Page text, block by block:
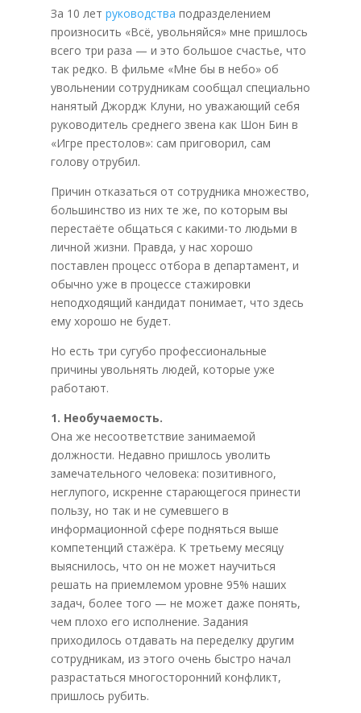
За 10 лет руководства подразделением
произносить «Всё, увольняйся» мне пришлось
всего три раза — и это большое счастье, что
так редко. В фильме «Мне бы в небо» об
увольнении сотрудникам сообщал специально
нанятый Джордж Клуни, но уважающий себя
руководитель среднего звена как Шон Бин в
«Игре престолов»: сам приговорил, сам
голову отрубил.
Причин отказаться от сотрудника множество,
большинство из них те же, по которым вы
перестаёте общаться с какими-то людьми в
личной жизни. Правда, у нас хорошо
поставлен процесс отбора в департамент, и
обычно уже в процессе стажировки
неподходящий кандидат понимает, что здесь
ему хорошо не будет.
Но есть три сугубо профессиональные
причины увольнять людей, которые уже
работают.
1. Необучаемость.
Она же несоответствие занимаемой
должности. Недавно пришлось уволить
замечательного человека: позитивного,
неглупого, искренне старающегося принести
пользу, но так и не сумевшего в
информационной сфере подняться выше
компетенций стажёра. К третьему месяцу
выяснилось, что он не может научиться
решать на приемлемом уровне 95% наших
задач, более того — не может даже понять,
чем плохо его исполнение. Задания
приходилось отдавать на переделку другим
сотрудникам, из этого очень быстро начал
разрастаться многосторонний конфликт,
пришлось рубить.